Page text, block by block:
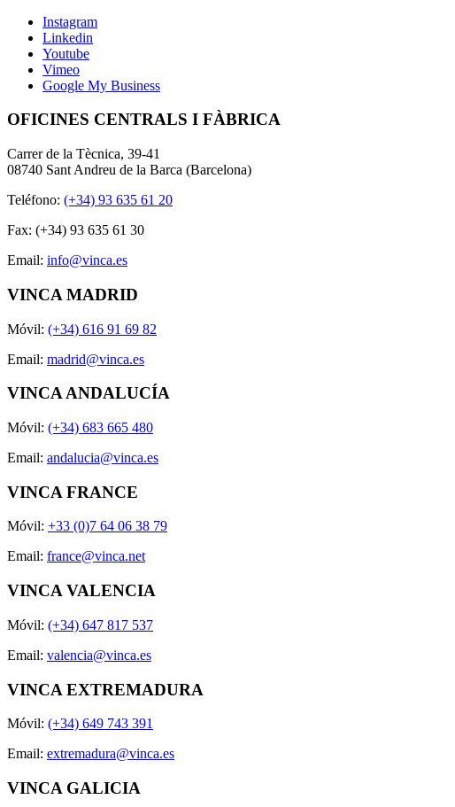
Instagram
Linkedin
Youtube
Vimeo
Google My Business
OFICINES CENTRALS I FÀBRICA
Carrer de la Tècnica, 39-41
08740 Sant Andreu de la Barca (Barcelona)
Teléfono: (+34) 93 635 61 20
Fax: (+34) 93 635 61 30
Email: info@vinca.es
VINCA MADRID
Móvil: (+34) 616 91 69 82
Email: madrid@vinca.es
VINCA ANDALUCÍA
Móvil: (+34) 683 665 480
Email: andalucia@vinca.es
VINCA FRANCE
Móvil: +33 (0)7 64 06 38 79
Email: france@vinca.net
VINCA VALENCIA
Móvil: (+34) 647 817 537
Email: valencia@vinca.es
VINCA EXTREMADURA
Móvil: (+34) 649 743 391
Email: extremadura@vinca.es
VINCA GALICIA